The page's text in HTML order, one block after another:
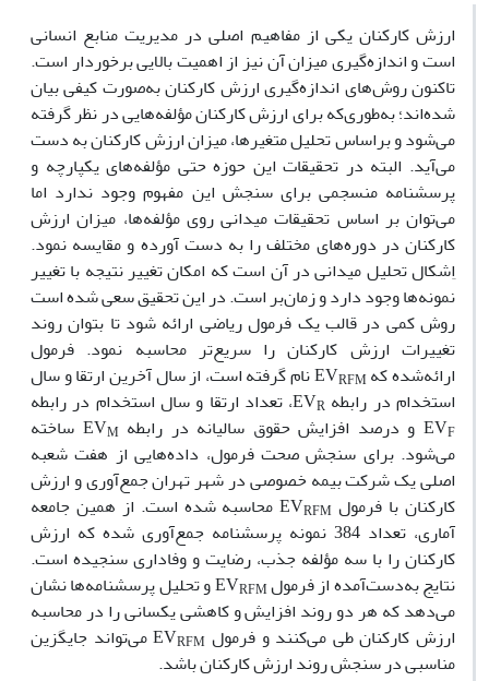
ارزش کارکنان یکی از مفاهیم اصلی در مدیریت منابع انسانی
است و اندازه‌‌گیری میزان آن نیز از اهمیت بالایی برخوردار است.
تاکنون روش‌‌های اندازه‌‌گیری ارزش کارکنان به‌صورت کیفی بیان
شده‌‌اند؛ به‌طوری‌که برای ارزش کارکنان مؤلفه‌هایی در نظر گرفته
می‌‌شود و براساس تحلیل متغیرها، میزان ارزش کارکنان به دست
می‌‌آید. البته در تحقیقات این حوزه حتی مؤلفه‌های یکپارچه و
پرسشنامه منسجمی برای سنجش این مفهوم وجود ندارد اما
می‌توان بر اساس تحقیقات میدانی روی مؤلفه‌ها، میزان ارزش
کارکنان در دوره‌‌های مختلف را به دست آورده و مقایسه نمود.
اِشکال تحلیل میدانی در آن است که امکان تغییر نتیجه با تغییر
نمونه‌‌ها وجود دارد و زمان‌بر است. در این تحقیق سعی شده است
روش کمی در قالب یک فرمول ریاضی ارائه شود تا بتوان روند
تغییرات ارزش کارکنان را سریع‌‌تر محاسبه نمود. فرمول
ارائه‌شده که EVRFM
نام گرفته است، از سال آخرین ارتقا و سال
استخدام در رابطه EV R
، تعداد ارتقا و سال استخدام در رابطه
EVF و درصد افزایش حقوق سالیانه در رابطه EVM
ساخته
می‌شود. برای سنجش صحت فرمول، داده‌‌هایی از هفت شعبه
اصلی یک شرکت بیمه خصوصی در شهر تهران جمع‌‌آوری و ارزش
کارکنان با فرمول EV RFM
محاسبه شده است. از همین جامعه
آماری، تعداد 384 نمونه پرسشنامه جمع‌‌آوری شده که ارزش
کارکنان را با سه مؤلفه جذب، رضایت و وفاداری سنجیده است.
نتایج به‌دست‌آمده از فرمول EVRFM
و تحلیل پرسشنامه‌‌ها نشان
می‌‌دهد که هر دو روند افزایش و کاهشی یکسانی را در محاسبه
ارزش کارکنان طی می‌‌کنند و فرمول EV RFM
می‌‌تواند جایگزین
مناسبی در سنجش روند ارزش کارکنان باشد.